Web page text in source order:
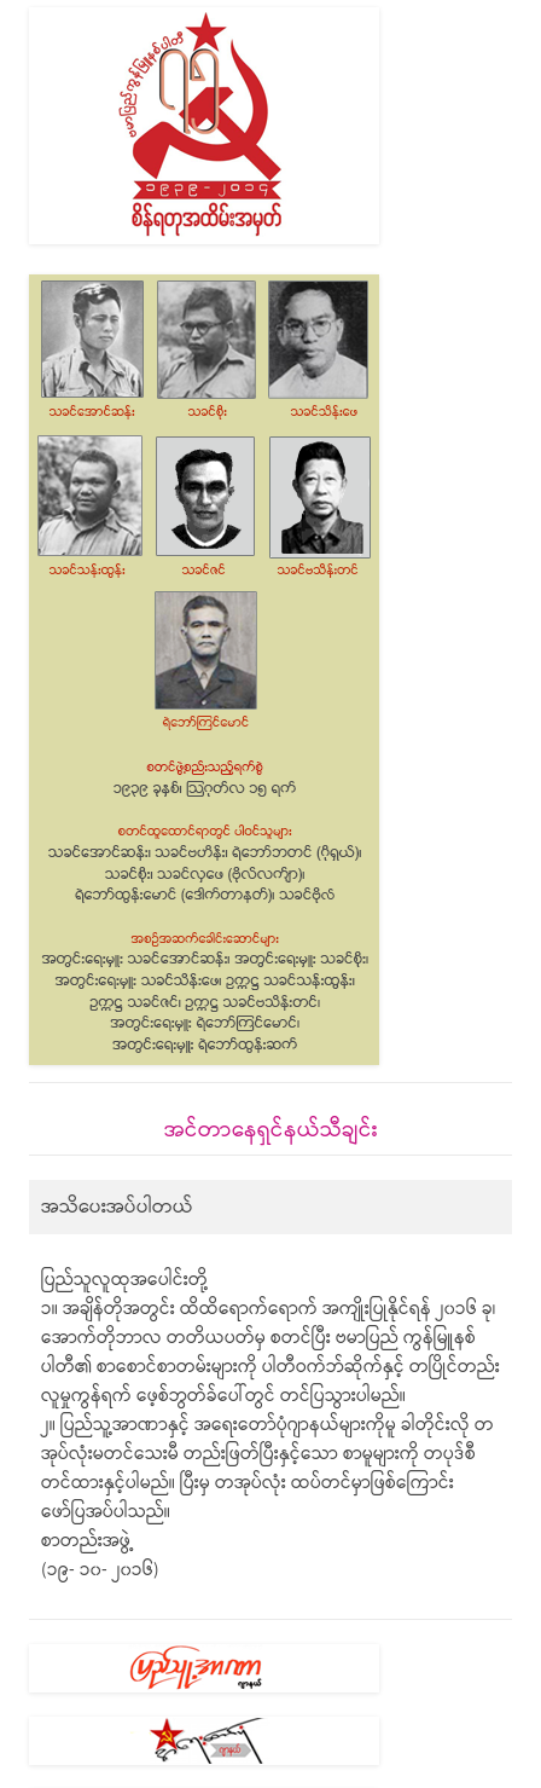
အင်တာနေရှင်နယ်သီချင်း
အသိပေးအပ်ပါတယ်
ပြည်သူလူထုအပေါင်းတို့
၁။ အချိန်တိုအတွင်း ထိထိရောက်ရောက် အကျိုးပြုနိုင်ရန် ၂၀၁၆ ခု၊
အောက်တိုဘာလ တတိယပတ်မှ စတင်ပြီး ဗမာပြည် ကွန်မြူနစ်
ပါတီ၏ စာစောင်စာတမ်းများကို ပါတီဝက်ဘ်ဆိုက်နှင့် တပြိုင်တည်း
လူမှုကွန်ရက် ဖေ့စ်ဘွတ်ခ်ပေါ်တွင် တင်ပြသွားပါမည်။
၂။ ပြည်သူ့အာဏာနှင့် အရေးတော်ပုံဂျာနယ်များကိုမူ ခါတိုင်းလို တ
အုပ်လုံးမတင်သေးမီ တည်းဖြတ်ပြီးနှင့်သော စာမူများကို တပုဒ်စီ
တင်ထားနှင့်ပါမည်။ ပြီးမှ တအုပ်လုံး ထပ်တင်မှာဖြစ်ကြောင်း
ဖော်ပြအပ်ပါသည်။
စာတည်းအဖွဲ့
(၁၉- ၁၀- ၂၀၁၆)